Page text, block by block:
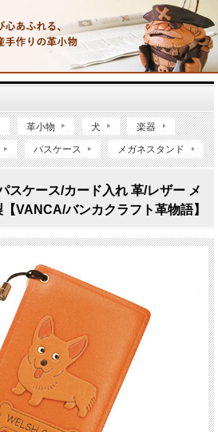
革小物 犬 楽器
パスケース メガネスタンド
スケース/カード入れ 革/レザー メ
VANCA/バンカクラフト革物語】